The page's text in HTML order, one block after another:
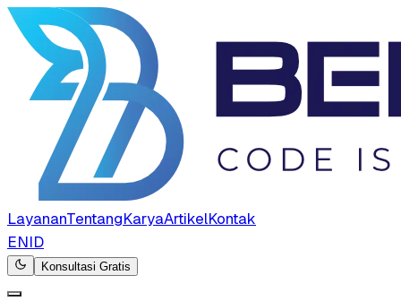
LayananTentangKaryaArtikelKontak
ENID
Konsultasi Gratis